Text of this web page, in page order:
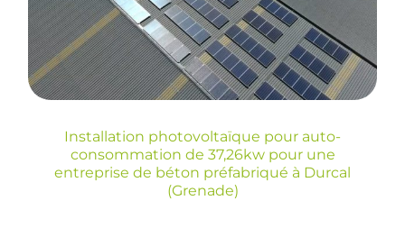
entreprise de béton
préfabriqué à Durcal
(Grenade)
Installation photovoltaïque pour auto-
consommation de 37,26kw pour une
entreprise de béton préfabriqué à Durcal
(Grenade)